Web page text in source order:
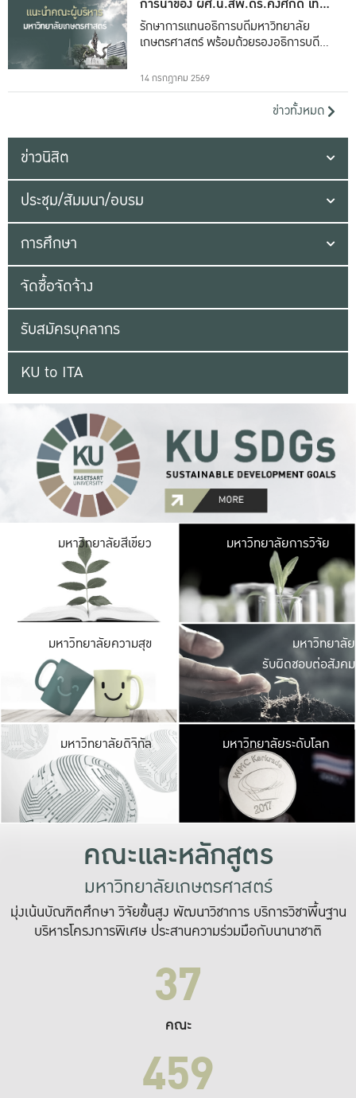
การนำของ ผศ.น.สพ.ดร.คงศักดิ์ เที่ยง
ธรรม
รักษาการแทนอธิการบดีมหาวิทยาลัย
เกษตรศาสตร์ พร้อมด้วยรองอธิการบดีทั้ง
14 กรกฎาคม 2569
ข่าวทั้งหมด
ข่าวนิสิต
ประชุม/สัมมนา/อบรม
การศึกษา
จัดซื้อจัดจ้าง
รับสมัครบุคลากร
KU to ITA
มหาวิทยาลัยสีเขียว มหาวิ
มีพื้นที่เขียวสดใส
เป็นป่าในเมือง เกษต
มหาวิทยาลัยการวิจัย
มหาวิทยาลัยความสุข มหาวิ
ค
เปิดประ
และพบเรื่องราวใ
มหาวิทยาลัย
รับผิดชอบต่อสังคม
มหาวิทยาลัยดิจิทัล มหาวิ
เปลี่ยนแปลง แล
เพื่อทำง
ระบบสารสนเทศ
มหาวิทยาลัยระดับโลก
คณะและหลักสูตร
มหาวิทยาลัยเกษตรศาสตร์
มุ่งเน้นบัณฑิตศึกษา วิจัยขั้นสูง พัฒนาวิชาการ บริการวิชาพื้นฐาน
บริหารโครงการพิเศษ ประสานความร่วมมือกับนานาชาติ
37
คณะ
459